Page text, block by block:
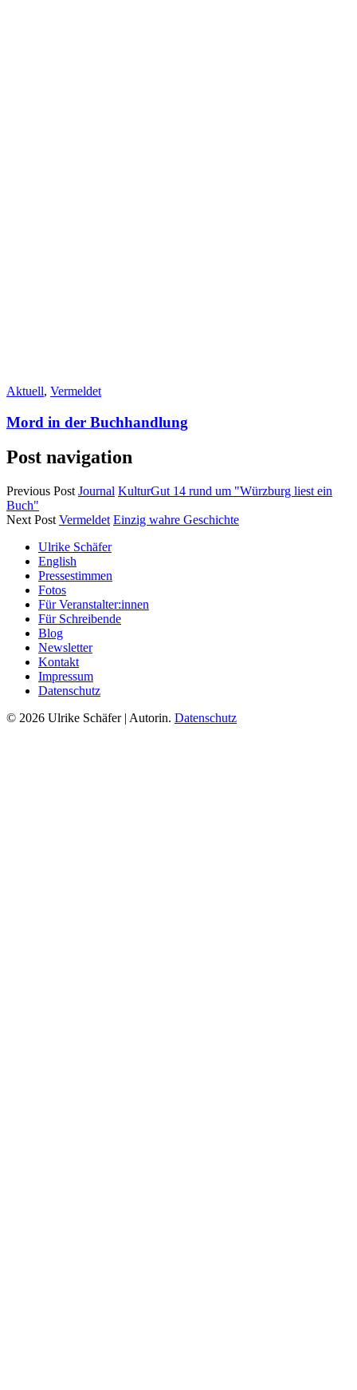
Aktuell, Vermeldet
Mord in der Buchhandlung
Post navigation
Previous Post Journal KulturGut 14 rund um "Würzburg liest ein
Buch"
Next Post Vermeldet Einzig wahre Geschichte
Ulrike Schäfer
English
Pressestimmen
Fotos
Für Veranstalter:innen
Für Schreibende
Blog
Newsletter
Kontakt
Impressum
Datenschutz
© 2026 Ulrike Schäfer | Autorin. Datenschutz